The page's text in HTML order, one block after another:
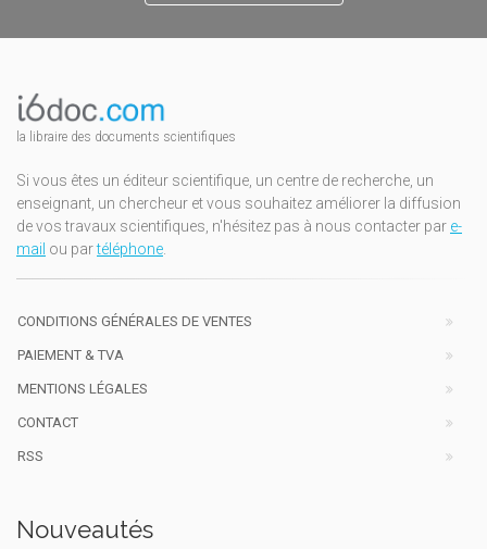
la libraire des documents scientifiques
Si vous êtes un éditeur scientifique, un centre de recherche, un
enseignant, un chercheur et vous souhaitez améliorer la diffusion
de vos travaux scientifiques, n'hésitez pas à nous contacter par e-
mail ou partéléphone.
CONDITIONS GÉNÉRALES DE VENTES
PAIEMENT & TVA
MENTIONS LÉGALES
CONTACT
RSS
Nouveautés